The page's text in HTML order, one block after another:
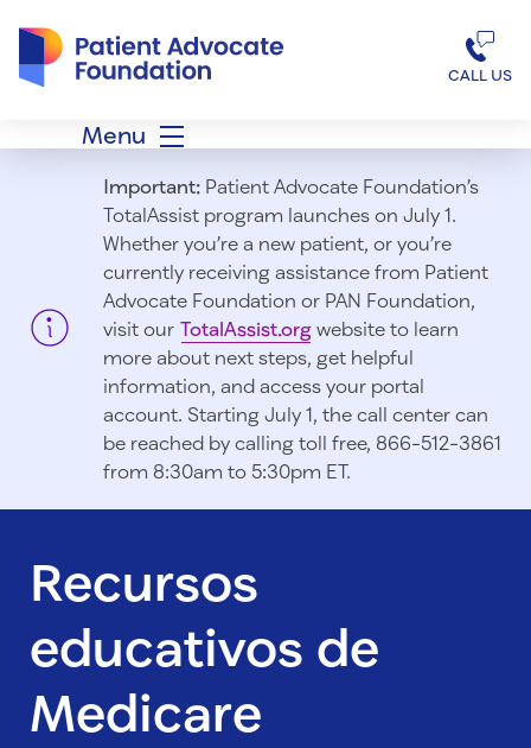
CALL US
Menu
Important:Patient Advocate Foundation’s
TotalAssist program launches on July 1.
Whether you’re a new patient, or you’re
currently receiving assistance from Patient
Advocate Foundation or PAN Foundation,
visit our TotalAssist.orgwebsite to learn
more about next steps, get helpful
information, and access your portal
account. Starting July 1, the call center can
be reached by calling toll free, 866-512-3861
from 8:30am to 5:30pm ET.
Recursos
educativos de
Medicare